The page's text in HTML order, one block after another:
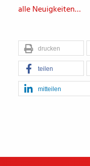
alle Neuigkeiten…
drucken
teilen
mitteilen